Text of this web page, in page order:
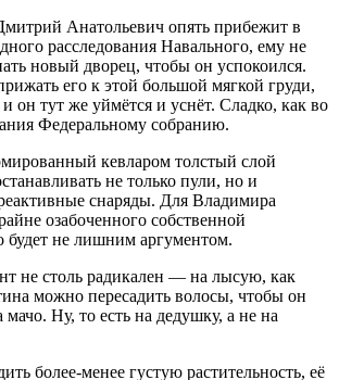
Анатольевич опять прибежит в
расследования Навального, ему не
новый дворец, чтобы он успокоился.
его к этой большой мягкой груди,
и он тут же уймётся и уснёт. Сладко, как во
Федеральному собранию.
кевларом толстый слой
не только пули, но и
снаряды. Для Владимира
озабоченного собственной
будет не лишним аргументом.
не столь радикален — на лысую, как
можно пересадить волосы, чтобы он
Ну, то есть на дедушку, а не на
более-менее густую растительность, её